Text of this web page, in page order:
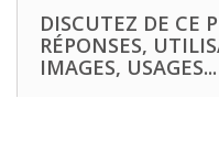
DISCUTEZ DE CE
RÉPONSES,
IMAGES, USAGES...